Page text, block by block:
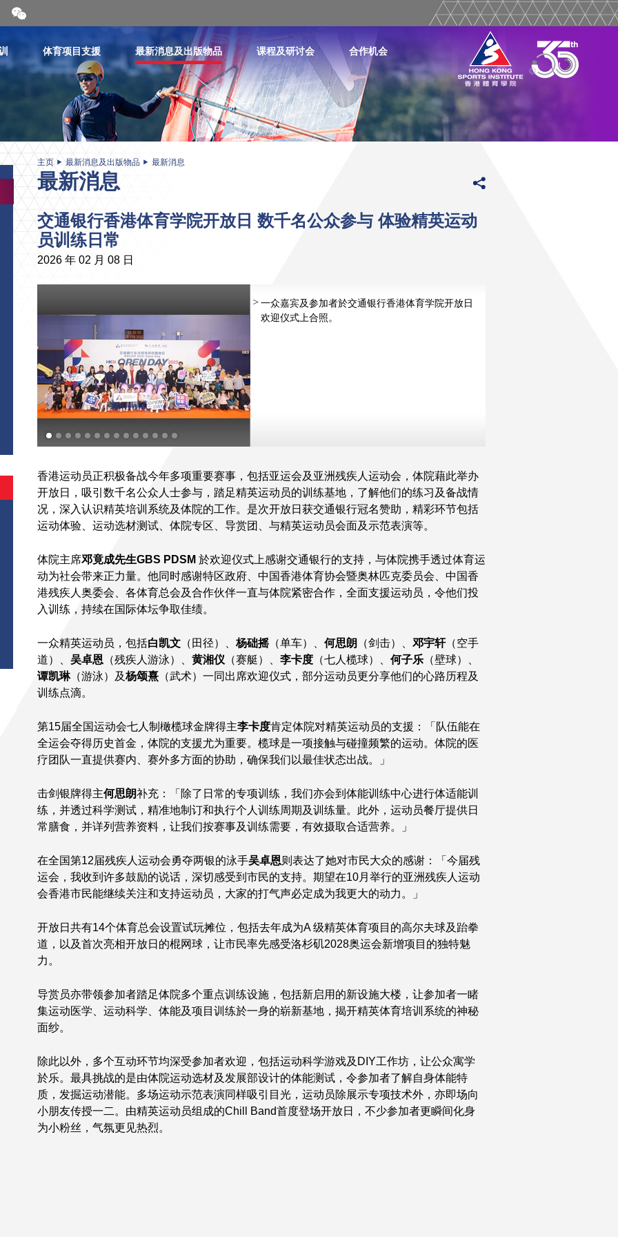
开
合
维
体育项目支援 最新消息及出版物品 课程及研讨会 合作机会
主页 最新消息及出版物品 最新消息
最新消息
交通银行香港体育学院开放日 数千名公众参与 体验精英运动
员训练日常
2026 年 02 月 08 日
一众嘉宾及参加者於交通银行香港体育学院开放日
欢迎仪式上合照。
蔡健斌先生JP
香港运动员正积极备战今年多项重要赛事，包括亚运会及亚洲残疾人运动会，体院藉此举办
开放日，吸引数千名公众人士参与，踏足精英运动员的训练基地，了解他们的练习及备战情
况，深入认识精英培训系统及体院的工作。是次开放日获交通银行冠名赞助，精彩环节包括
运动体验、运动选材测试、体院专区、导赏团、与精英运动员会面及示范表演等。
体院主席邓竟成先生GBS PDSM 於欢迎仪式上感谢交通银行的支持，与体院携手透过体育运
动为社会带来正力量。他同时感谢特区政府、中国香港体育协会暨奥林匹克委员会、中国香
港残疾人奥委会、各体育总会及合作伙伴一直与体院紧密合作，全面支援运动员，令他们投
入训练，持续在国际体坛争取佳绩。
一众精英运动员，包括白凯文 （田径）、 杨础摇（单车）、 何思朗 （剑击）、 邓宇轩（空手
道）、 吴卓恩 （残疾人游泳）、 黄湘仪 （赛艇）、 李卡度 （七人榄球）、 何子乐 （壁球）、
谭凯琳（游泳）及杨颂熹 （武术）一同出席欢迎仪式，部分运动员更分享他们的心路历程及
训练点滴。
第15届全国运动会七人制橄榄球金牌得主李卡度肯定体院对精英运动员的支援：「队伍能在
全运会夺得历史首金，体院的支援尤为重要。榄球是一项接触与碰撞频繁的运动。体院的医
疗团队一直提供赛内、赛外多方面的协助，确保我们以最佳状态出战。」
击剑银牌得主何思朗补充：「除了日常的专项训练，我们亦会到体能训练中心进行体适能训
练，并透过科学测试，精准地制订和执行个人训练周期及训练量。此外，运动员餐厅提供日
常膳食，并详列营养资料，让我们按赛事及训练需要，有效摄取合适营养。」
在全国第12届残疾人运动会勇夺两银的泳手吴卓恩则表达了她对市民大众的感谢：「今届残
运会，我收到许多鼓励的说话，深切感受到市民的支持。期望在10月举行的亚洲残疾人运动
会香港市民能继续关注和支持运动员，大家的打气声必定成为我更大的动力。」
开放日共有14个体育总会设置试玩摊位，包括去年成为A 级精英体育项目的高尔夫球及跆拳
道，以及首次亮相开放日的棍网球，让市民率先感受洛杉矶2028奥运会新增项目的独特魅
力。
导赏员亦带领参加者踏足体院多个重点训练设施，包括新启用的新设施大楼，让参加者一睹
集运动医学、运动科学、体能及项目训练於一身的崭新基地，揭开精英体育培训系统的神秘
面纱。
除此以外，多个互动环节均深受参加者欢迎，包括运动科学游戏及DIY工作坊，让公众寓学
於乐。最具挑战的是由体院运动选材及发展部设计的体能测试，令参加者了解自身体能特
质，发掘运动潜能。多场运动示范表演同样吸引目光，运动员除展示专项技术外，亦即场向
小朋友传授一二。由精英运动员组成的Chill Band首度登场开放日，不少参加者更瞬间化身
为小粉丝，气氛更见热烈。